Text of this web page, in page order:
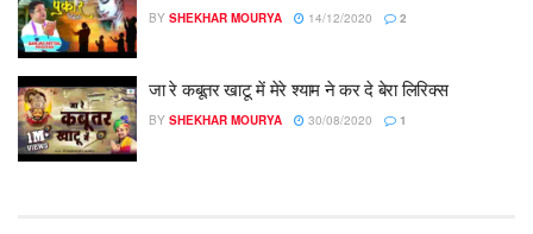
BY SHEKHAR MOURYA 14/12/2020 2
जा रे कबूतर खाटू में मेरे श्याम ने कर दे बेरा लिरिक्स
BY SHEKHAR MOURYA 30/08/2020 1